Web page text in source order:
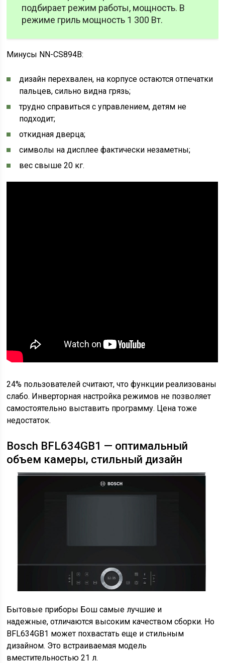
подбирает режим работы, мощность. В
режиме гриль мощность 1 300 Вт.
Минусы NN-CS894B:
дизайн перехвален, на корпусе остаются отпечатки
пальцев, сильно видна грязь;
трудно справиться с управлением, детям не
подходит;
откидная дверца;
символы на дисплее фактически незаметны;
вес свыше 20 кг.
24% пользователей считают, что функции реализованы
слабо. Инверторная настройка режимов не позволяет
самостоятельно выставить программу. Цена тоже
недостаток.
Bosch BFL634GB1 — оптимальный
объем камеры, стильный дизайн
Бытовые приборы Бош самые лучшие и
надежные, отличаются высоким качеством сборки. Но
BFL634GB1 может похвастать еще и стильным
дизайном. Это встраиваемая модель
вместительностью 21 л.